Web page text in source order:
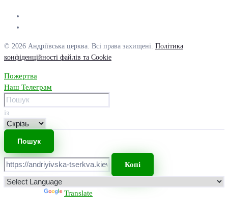
© 2026 Андріївська церква. Всі права захищені. Політика
конфіденційності файлів та Cookie
Пожертва
Наш Телеграм
із
Копі
Translate